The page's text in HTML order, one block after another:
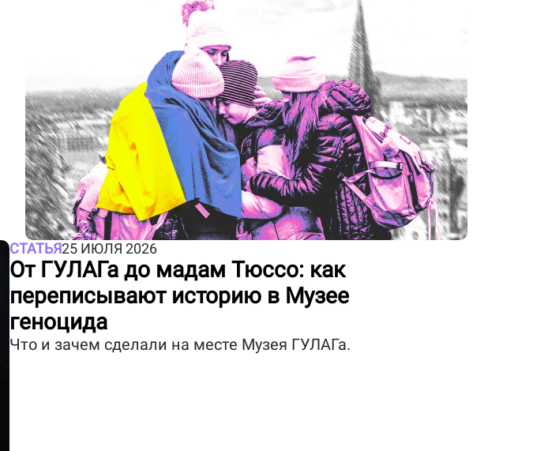
СТАТЬЯ25 ИЮЛЯ 2026
От ГУЛАГа до мадам Тюссо: как
переписывают историю в Музее
геноцида
Что и зачем сделали на месте Музея ГУЛАГа.